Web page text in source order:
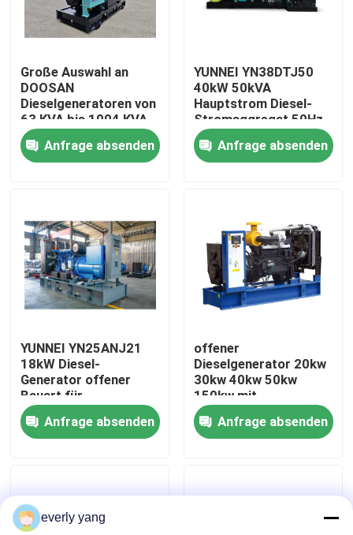
Haus
Produkte
Über uns
Fabrik-Ausflug
Fordern Sie ein Zitat
Cummins-Dieselgeneratoren
Dieselgenerator Fawde
Große Auswahl an
DOOSAN
Dieselgeneratoren von
63 KVA bis 1004 KVA
für die
Stromversorgung in
Industrieanlagen
Anfrage absenden
YUNNEI YN38DTJ50
40kW 50kVA
Hauptstrom Diesel-
Stromaggregat 50Hz
3-phasig
Anfrage absenden
YUNNEI YN25ANJ21
18kW Diesel-
Generator offener
Bauart für
Dauerleistung
Anfrage absenden
offener
Dieselgenerator 20kw
30kw 40kw 50kw
150kw mit
Überfrequenz-Schutz
Anfrage absenden
everly yang